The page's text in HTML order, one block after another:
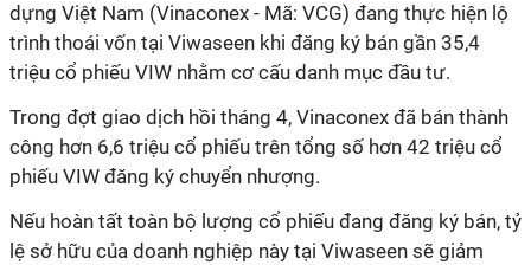
dựng Việt Nam (Vinaconex - Mã: VCG) đang thực hiện lộ
trình thoái vốn tại Viwaseen khi đăng ký bán gần 35,4
triệu cổ phiếu VIW nhằm cơ cấu danh mục đầu tư.
Trong đợt giao dịch hồi tháng 4, Vinaconex đã bán thành
công hơn 6,6 triệu cổ phiếu trên tổng số hơn 42 triệu cổ
phiếu VIW đăng ký chuyển nhượng.
Nếu hoàn tất toàn bộ lượng cổ phiếu đang đăng ký bán, tỷ
lệ sở hữu của doanh nghiệp này tại Viwaseen sẽ giảm